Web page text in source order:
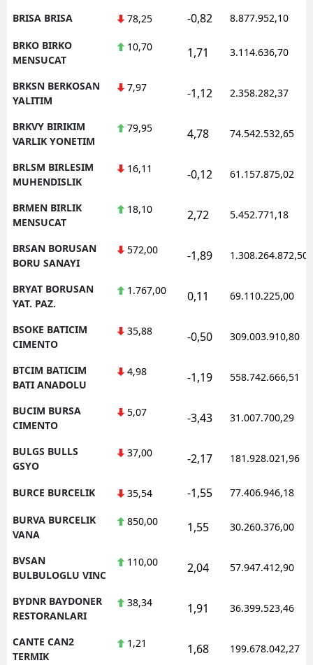
BRISA BRISA 78,25 -0,82 8.877.952,10
BRKO BIRKO
MENSUCAT
10,70 1,71 3.114.636,70
BRKSN BERKOSAN
YALITIM
7,97 -1,12 2.358.282,37
BRKVY BIRIKIM
VARLIK YONETIM
79,95 4,78 74.542.532,65
BRLSM BIRLESIM
MUHENDISLIK
16,11 -0,12 61.157.875,02
BRMEN BIRLIK
MENSUCAT
18,10 2,72 5.452.771,18
BRSAN BORUSAN
BORU SANAYI
572,00 -1,89 1.308.264.872,50
BRYAT BORUSAN
YAT. PAZ.
1.767,00 0,11 69.110.225,00
BSOKE BATICIM
CIMENTO
35,88 -0,50 309.003.910,80
BTCIM BATICIM
BATI ANADOLU
4,98 -1,19 558.742.666,51
BUCIM BURSA
CIMENTO
5,07 -3,43 31.007.700,29
BULGS BULLS
GSYO
37,00 -2,17 181.928.021,96
BURCE BURCELIK 35,54 -1,55 77.406.946,18
BURVA BURCELIK
VANA
850,00 1,55 30.260.376,00
BVSAN
BULBULOGLU VINC
110,00 2,04 57.947.412,90
BYDNR BAYDONER
RESTORANLARI
38,34 1,91 36.399.523,46
CANTE CAN2
TERMIK
1,21 1,68 199.678.042,27